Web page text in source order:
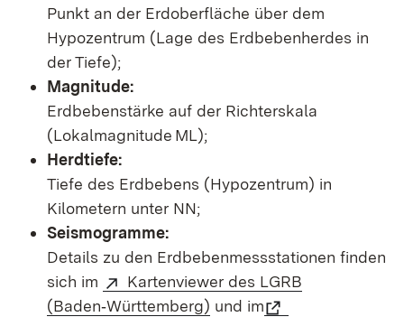
Punkt an der Erdoberfläche über dem
Hypozentrum (Lage des Erdbebenherdes in
der Tiefe);
Magnitude:
Erdbebenstärke auf der Richterskala
(Lokalmagnitude ML);
Herdtiefe:
Tiefe des Erdbebens (Hypozentrum) in
Kilometern unter NN;
Seismogramme:
Details zu den Erdbebenmessstationen finden
sich im
Kartenviewer des LGRB
(Baden‑Württemberg) und im